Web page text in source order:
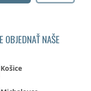
NAŠE
Košice